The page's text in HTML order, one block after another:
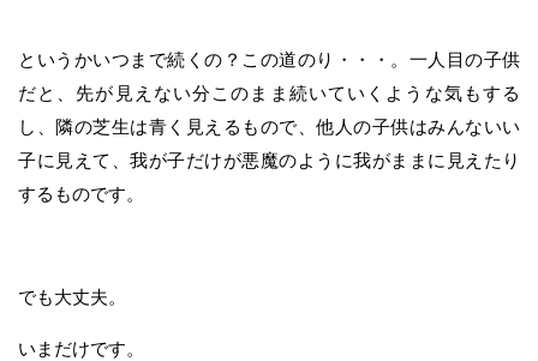
というかいつまで続くの？この道のり・・・。一人目の子供
だと、先が見えない分このまま続いていくような気もする
し、隣の芝生は青く見えるもので、他人の子供はみんないい
子に見えて、我が子だけが悪魔のように我がままに見えたり
するものです。
でも大丈夫。
いまだけです。